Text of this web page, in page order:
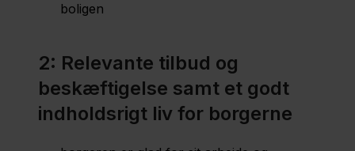
boligen
2: Relevante tilbud og
beskæftigelse samt et godt
indholdsrigt liv for borgerne